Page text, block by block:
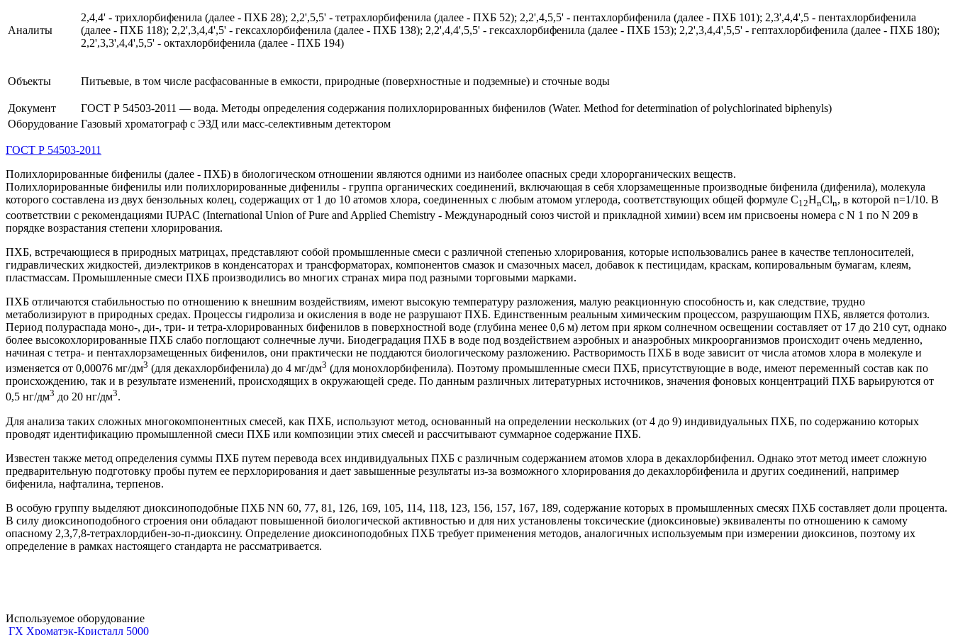
Аналиты
2,4,4' - трихлорбифенила (далее - ПХБ 28); 2,2',5,5' - тетрахлорбифенила (далее - ПХБ 52); 2,2',4,5,5' - пентахлорбифенила (далее - ПХБ 101); 2,3',4,4',5 - пентахлорбифенила
(далее - ПХБ 118); 2,2',3,4,4',5' - гексахлорбифенила (далее - ПХБ 138); 2,2',4,4',5,5' - гексахлорбифенила (далее - ПХБ 153); 2,2',3,4,4',5,5' - гептахлорбифенила (далее - ПХБ 180);
2,2',3,3',4,4',5,5' - октахлорбифенила (далее - ПХБ 194)
Объекты Питьевые, в том числе расфасованные в емкости, природные (поверхностные и подземные) и сточные воды
Документ
ГОСТ Р 54503-2011 — вода. Методы определения содержания полихлорированных бифенилов (Water. Method for determination of polychlorinated biphenyls)
Оборудование Газовый хроматограф с ЭЗД или масс-селективным детектором
ГОСТ Р 54503-2011
Полихлорированные бифенилы (далее - ПХБ) в биологическом отношении являются одними из наиболее опасных среди хлорорганических веществ.
Полихлорированные бифенилы или полихлорированные дифенилы - группа органических соединений, включающая в себя хлорзамещенные производные бифенила (дифенила), молекула
которого составлена из двух бензольных колец, содержащих от 1 до 10 атомов хлора, соединенных с любым атомом углерода, соответствующих общей формуле C12HnCln, в которой n=1/10. В
соответствии с рекомендациями IUPAC (International Union of Pure and Applied Chemistry - Международный союз чистой и прикладной химии) всем им присвоены номера с N 1 по N 209 в
порядке возрастания степени хлорирования.
ПХБ, встречающиеся в природных матрицах, представляют собой промышленные смеси с различной степенью хлорирования, которые использовались ранее в качестве теплоносителей,
гидравлических жидкостей, диэлектриков в конденсаторах и трансформаторах, компонентов смазок и смазочных масел, добавок к пестицидам, краскам, копировальным бумагам, клеям,
пластмассам. Промышленные смеси ПХБ производились во многих странах мира под разными торговыми марками.
ПХБ отличаются стабильностью по отношению к внешним воздействиям, имеют высокую температуру разложения, малую реакционную способность и, как следствие, трудно
метаболизируют в природных средах. Процессы гидролиза и окисления в воде не разрушают ПХБ. Единственным реальным химическим процессом, разрушающим ПХБ, является фотолиз.
Период полураспада моно-, ди-, три- и тетра-хлорированных бифенилов в поверхностной воде (глубина менее 0,6 м) летом при ярком солнечном освещении составляет от 17 до 210 сут, однако
более высокохлорированные ПХБ слабо поглощают солнечные лучи. Биодеградация ПХБ в воде под воздействием аэробных и анаэробных микроорганизмов происходит очень медленно,
начиная с тетра- и пентахлорзамещенных бифенилов, они практически не поддаются биологическому разложению. Растворимость ПХБ в воде зависит от числа атомов хлора в молекуле и
изменяется от 0,00076 мг/дм3 (для декахлорбифенила) до 4 мг/дм3 (для монохлорбифенила). Поэтому промышленные смеси ПХБ, присутствующие в воде, имеют переменный состав как по
происхождению, так и в результате изменений, происходящих в окружающей среде. По данным различных литературных источников, значения фоновых концентраций ПХБ варьируются от
0,5 нг/дм3 до 20 нг/дм3.
Для анализа таких сложных многокомпонентных смесей, как ПХБ, используют метод, основанный на определении нескольких (от 4 до 9) индивидуальных ПХБ, по содержанию которых
проводят идентификацию промышленной смеси ПХБ или композиции этих смесей и рассчитывают суммарное содержание ПХБ.
Известен также метод определения суммы ПХБ путем перевода всех индивидуальных ПХБ с различным содержанием атомов хлора в декахлорбифенил. Однако этот метод имеет сложную
предварительную подготовку пробы путем ее перхлорирования и дает завышенные результаты из-за возможного хлорирования до декахлорбифенила и других соединений, например
бифенила, нафталина, терпенов.
В особую группу выделяют диоксиноподобные ПХБ NN 60, 77, 81, 126, 169, 105, 114, 118, 123, 156, 157, 167, 189, содержание которых в промышленных смесях ПХБ составляет доли процента.
В силу диоксиноподобного строения они обладают повышенной биологической активностью и для них установлены токсические (диоксиновые) эквиваленты по отношению к самому
опасному 2,3,7,8-тетрахлордибен-зо-п-диоксину. Определение диоксиноподобных ПХБ требует применения методов, аналогичных используемым при измерении диоксинов, поэтому их
определение в рамках настоящего стандарта не рассматривается.
Используемое оборудование
ГХ Хроматэк-Кристалл 5000